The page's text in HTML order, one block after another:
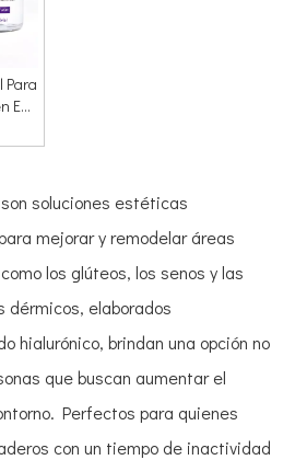
Para
En
soluciones estéticas
mejorar y remodelar áreas
los glúteos, los senos y las
dérmicos, elaborados
hialurónico, brindan una opción no
que buscan aumentar el
Perfectos para quienes
con un tiempo de inactividad